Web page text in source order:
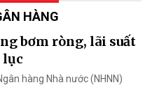
HÀNG
bơm ròng, lãi suất
lục
hàng Nhà nước (NHNN)